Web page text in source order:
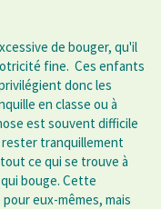
de bouger, qu'il
fine. Ces enfants
donc les
en classe ou à
est souvent difficile
rester tranquillement
ce qui se trouve à
bouge. Cette
eux-mêmes, mais